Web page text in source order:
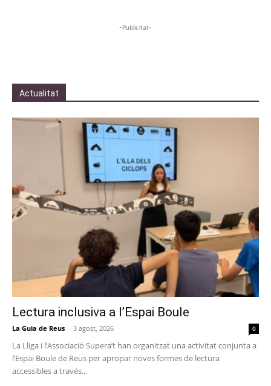
-Publicitat-
Actualitat
Lectura inclusiva a l’Espai Boule
La Guia de Reus - 3 agost, 2026 0
La Lliga i l’Associació Supera’t han organitzat una activitat conjunta a
l’Espai Boule de Reus per apropar noves formes de lectura
accessibles a través...